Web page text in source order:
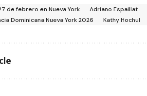
de febrero en Nueva York Adriano Espaillat
Dominicana Nueva York 2026
Kathy Hochul